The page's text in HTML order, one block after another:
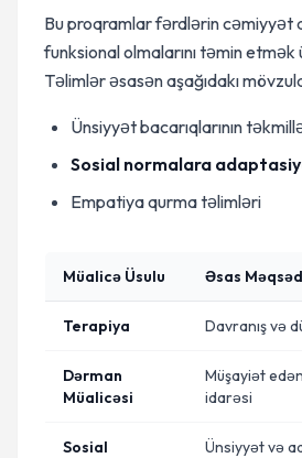
Bu proqramlar fərdlərin cəmiyyət
funksional olmalarını təmin etmək
Təlimlər əsasən aşağıdakı
Ünsiyyət bacarıqlarının
Sosial normalara
Empatiya qurma təlimləri
Müalicə Üsulu Əsas
Terapiya Davranış və
Dərman
Müalicəsi
Müşayiət
idarəsi
Sosial
Ünsiyyət və